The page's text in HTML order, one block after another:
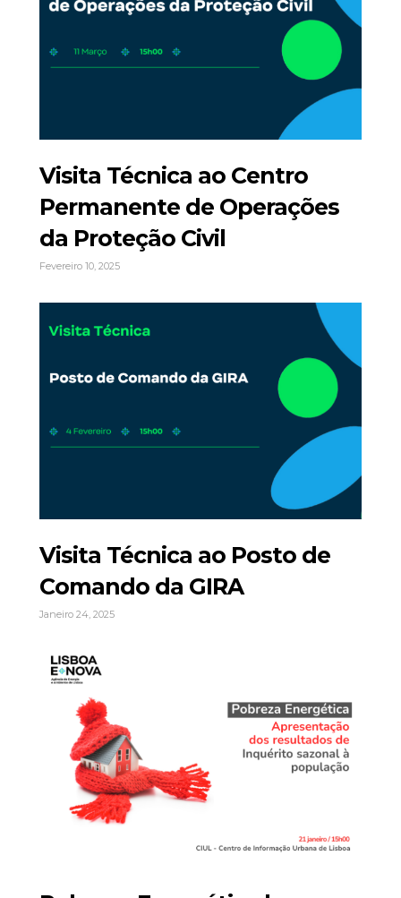
Visita Técnica ao Centro
Permanente de Operações
da Proteção Civil
Fevereiro 10, 2025
Visita Técnica ao Posto de
Comando da GIRA
Janeiro 24, 2025